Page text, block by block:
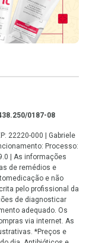
0187-08
22220-000 | Gabriele
Processo:
| As informações
de remédios e
e não
pelo profissional da
de diagnosticar
adequado. Os
via internet. As
*Preços e